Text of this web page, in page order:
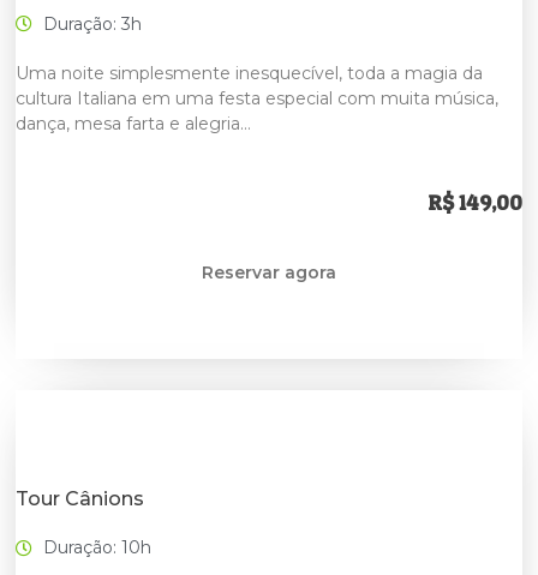
Duração: 3h
Uma noite simplesmente inesquecível, toda a magia da
cultura Italiana em uma festa especial com muita música,
dança, mesa farta e alegria…
R$ 149,00
Reservar agora
Tour Cânions
Duração: 10h